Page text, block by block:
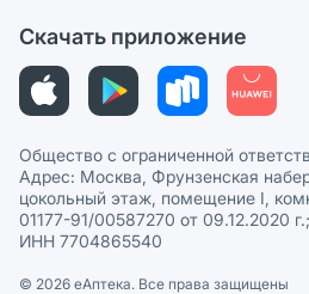
Этика и соответствие
Политика в отношении
Скачать приложение
Общество с ограниченной
Адрес: Москва, Фрунзенская
цокольный этаж, помещение I,
01177-91/00587270 от 09.12.2020
ИНН 7704865540
© 2026 eАптека. Все права защищены